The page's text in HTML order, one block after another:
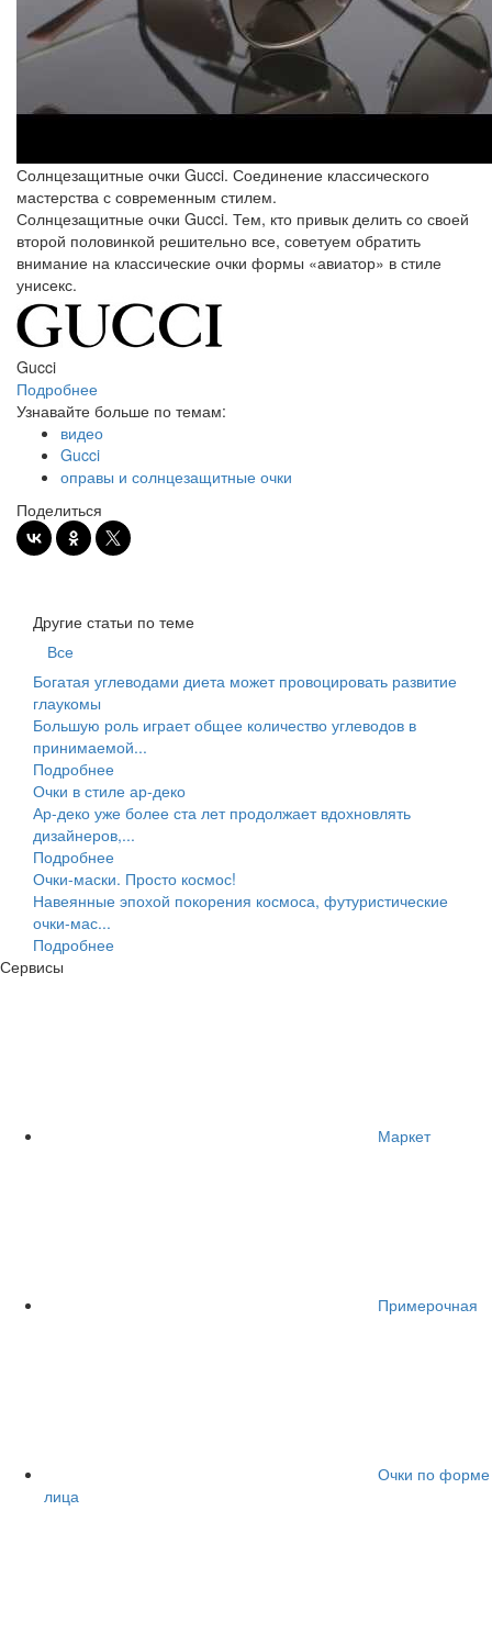
Солнцезащитные очки Gucci. Соединение классического
мастерства с современным стилем.
Солнцезащитные очки Gucci. Тем, кто привык делить со своей
второй половинкой решительно все, советуем обратить
внимание на классические очки формы «авиатор» в стиле
унисекс.
Gucci
Подробнее
Узнавайте больше по темам:
видео
Gucci
оправы и солнцезащитные очки
Поделиться
Другие статьи по теме
Все
Богатая углеводами диета может провоцировать развитие
глаукомы
Большую роль играет общее количество углеводов в
принимаемой...
Подробнее
Очки в стиле ар-деко
Ар-деко уже более ста лет продолжает вдохновлять
дизайнеров,...
Подробнее
Очки-маски. Просто космос!
Навеянные эпохой покорения космоса, футуристические
очки-мас...
Подробнее
Сервисы
Маркет
Примерочная
Очки по форме
лица